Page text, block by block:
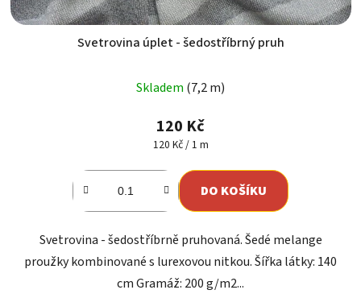
Svetrovina úplet - šedostříbrný pruh
Skladem (7,2 m)
120 Kč
Měrná
120 Kč / 1 m
DO KOŠÍKU
Svetrovina - šedostříbrně pruhovaná. Šedé melange
proužky kombinované s lurexovou nitkou. Šířka látky: 140
cm Gramáž: 200 g/m2...